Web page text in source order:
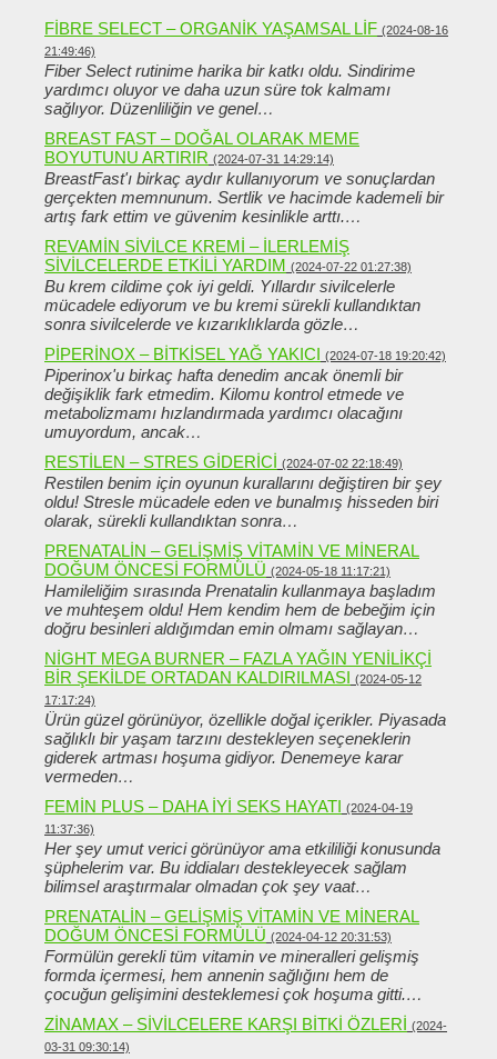
FIBRE SELECT – ORGANIK YAŞAMSAL LIF (2024-08-16
21:49:46)
Fiber Select rutinime harika bir katkı oldu. Sindirime
yardımcı oluyor ve daha uzun süre tok kalmamı
sağlıyor. Düzenliliğin ve genel…
BREAST FAST – DOĞAL OLARAK MEME
BOYUTUNU ARTIRIR (2024-07-31 14:29:14)
BreastFast'ı birkaç aydır kullanıyorum ve sonuçlardan
gerçekten memnunum. Sertlik ve hacimde kademeli bir
artış fark ettim ve güvenim kesinlikle arttı.…
REVAMIN SIVILCE KREMI – ILERLEMIŞ
SIVILCELERDE ETKILI YARDIM (2024-07-22 01:27:38)
Bu krem ​​cildime çok iyi geldi. Yıllardır sivilcelerle
mücadele ediyorum ve bu kremi sürekli kullandıktan
sonra sivilcelerde ve kızarıklıklarda gözle…
PIPERINOX – BITKISEL YAĞ YAKICI
(2024-07-18 19:20:42)
Piperinox'u birkaç hafta denedim ancak önemli bir
değişiklik fark etmedim. Kilomu kontrol etmede ve
metabolizmamı hızlandırmada yardımcı olacağını
umuyordum, ancak…
RESTILEN – STRES GIDERICI
(2024-07-02 22:18:49)
Restilen benim için oyunun kurallarını değiştiren bir şey
oldu! Stresle mücadele eden ve bunalmış hisseden biri
olarak, sürekli kullandıktan sonra…
PRENATALIN – GELIŞMIŞ VITAMIN VE MINERAL
DOĞUM ÖNCESI FORMÜLÜ (2024-05-18 11:17:21)
Hamileliğim sırasında Prenatalin kullanmaya başladım
ve muhteşem oldu! Hem kendim hem de bebeğim için
doğru besinleri aldığımdan emin olmamı sağlayan…
NIGHT MEGA BURNER – FAZLA YAĞIN YENILIKÇI
BIR ŞEKILDE ORTADAN KALDIRILMASI
(2024-05-12
17:17:24)
Ürün güzel görünüyor, özellikle doğal içerikler. Piyasada
sağlıklı bir yaşam tarzını destekleyen seçeneklerin
giderek artması hoşuma gidiyor. Denemeye karar
vermeden…
FEMIN PLUS – DAHA IYI SEKS HAYATI
(2024-04-19
11:37:36)
Her şey umut verici görünüyor ama etkililiği konusunda
şüphelerim var. Bu iddiaları destekleyecek sağlam
bilimsel araştırmalar olmadan çok şey vaat…
PRENATALIN – GELIŞMIŞ VITAMIN VE MINERAL
DOĞUM ÖNCESI FORMÜLÜ (2024-04-12 20:31:53)
Formülün gerekli tüm vitamin ve mineralleri gelişmiş
formda içermesi, hem annenin sağlığını hem de
çocuğun gelişimini desteklemesi çok hoşuma gitti.…
ZINAMAX – SIVILCELERE KARŞI BITKI ÖZLERI
(2024-
03-31 09:30:14)